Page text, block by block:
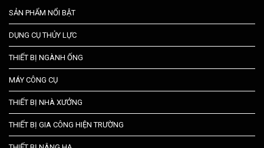
SẢN PHẨM NỔI BẬT
DỤNG CỤ THỦY LỰC
THIẾT BỊ NGÀNH ỐNG
MÁY CÔNG CỤ
THIẾT BỊ NHÀ XƯỞNG
THIẾT BỊ GIA CÔNG HIỆN TRƯỜNG